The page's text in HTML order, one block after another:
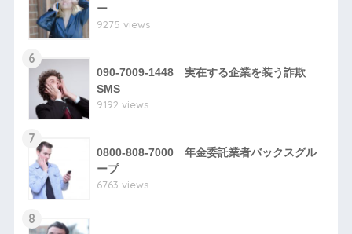
ー
9275 views
6
090-7009-1448 実在する企業を装う詐欺
SMS
9192 views
7
0800-808-7000 年金委託業者バックスグル
ープ
6763 views
8